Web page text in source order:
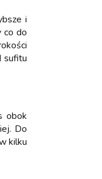
i
co do
sufitu
obok
Do
kilku